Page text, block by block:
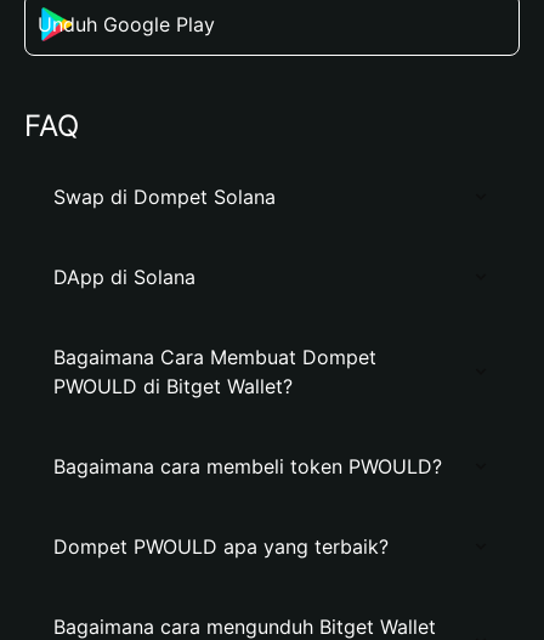
Unduh Google Play
FAQ
Swap di Dompet Solana
DApp di Solana
Bagaimana Cara Membuat Dompet
PWOULD di Bitget Wallet?
Bagaimana cara membeli token PWOULD?
Dompet PWOULD apa yang terbaik?
Bagaimana cara mengunduh Bitget Wallet